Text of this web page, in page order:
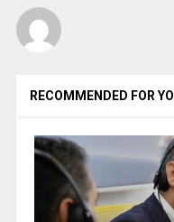
RECOMMENDED FOR